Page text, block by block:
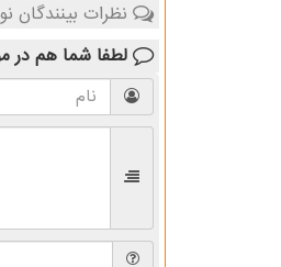
نظرات بینندگان
لطفا شما هم در